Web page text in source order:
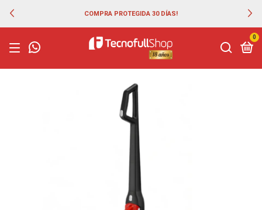
COMPRA PROTEGIDA 30 DÍAS!
0